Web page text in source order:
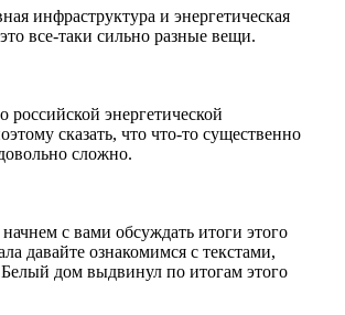
инфраструктура и энергетическая
все-таки сильно разные вещи.
российской энергетической
сказать, что что-то существенно
сложно.
с вами обсуждать итоги этого
давайте ознакомимся с текстами,
дом выдвинул по итогам этого